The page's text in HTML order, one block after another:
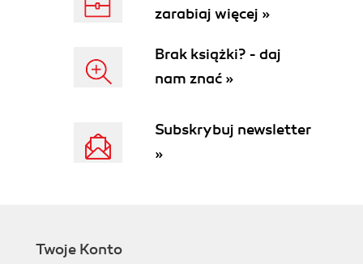
zarabiaj więcej »
Brak książki? - daj
nam znać »
Subskrybuj newsletter
»
Twoje Konto